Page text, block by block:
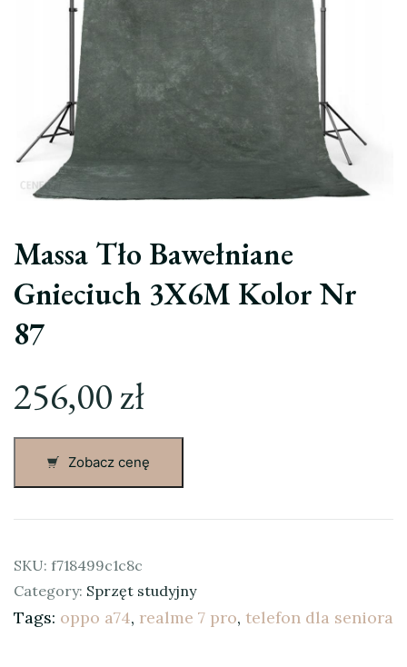
Massa Tło Bawełniane
Gnieciuch 3X6M Kolor Nr
87
256,00zł
Zobacz cenę
SKU: f718499c1c8c
Category: Sprzęt studyjny
Tags: oppo a74, realme 7 pro, telefon dla seniora